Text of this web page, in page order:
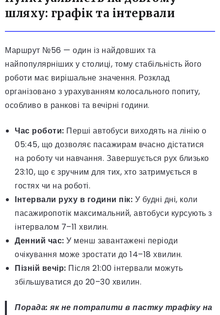
шляху: графік та інтервали
Маршрут №56 — один із найдовших та
найпопулярніших у столиці, тому стабільність його
роботи має вирішальне значення. Розклад
організовано з урахуванням колосального попиту,
особливо в ранкові та вечірні години.
Час роботи: Перші автобуси виходять на лінію о
05:45, що дозволяє пасажирам вчасно дістатися
на роботу чи навчання. Завершується рух близько
23:10, що є зручним для тих, хто затримується в
гостях чи на роботі.
Інтервали руху в години пік: У будні дні, коли
пасажиропотік максимальний, автобуси курсують з
інтервалом 7–11 хвилин.
Денний час: У менш завантажені періоди
очікування може зростати до 14–18 хвилин.
Пізній вечір: Після 21:00 інтервали можуть
збільшуватися до 20–30 хвилин.
Порада: як не потрапити в пастку трафіку на